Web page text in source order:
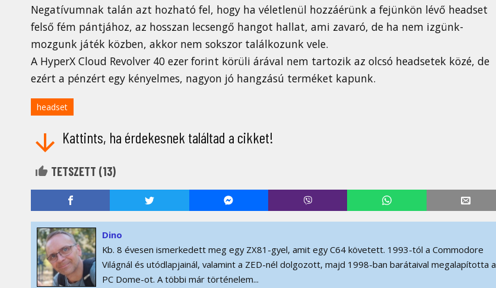
Negatívumnak talán azt hozható fel, hogy ha véletlenül hozzáérünk a fejünkön lévő headset
felső fém pántjához, az hosszan lecsengő hangot hallat, ami zavaró, de ha nem izgünk-
mozgunk játék közben, akkor nem sokszor találkozunk vele.
A HyperX Cloud Revolver 40 ezer forint körüli árával nem tartozik az olcsó headsetek közé, de
ezért a pénzért egy kényelmes, nagyon jó hangzású terméket kapunk.
headset
Kattints, ha érdekesnek találtad a cikket!
TETSZETT (13)
Dino
Kb. 8 évesen ismerkedett meg egy ZX81-gyel, amit egy C64 követett. 1993-tól a Commodore
Világnál és utódlapjainál, valamint a ZED-nél dolgozott, majd 1998-ban barátaival megalapította a
PC Dome-ot. A többi már történelem...